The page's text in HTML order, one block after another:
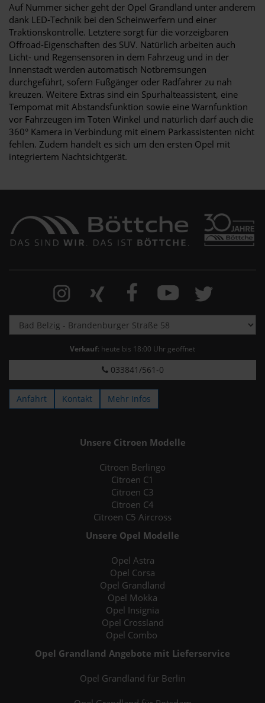
Auf Nummer sicher geht der Opel Grandland unter anderem
dank LED-Technik bei den Scheinwerfern und einer
Traktionskontrolle. Letztere sorgt für die vorzeigbaren
Offroad-Eigenschaften des SUV. Natürlich arbeiten auch
Licht- und Regensensoren in dem Fahrzeug und in der
Innenstadt werden automatisch Notbremsungen
durchgeführt, sofern Fußgänger oder Radfahrer zu nah
kreuzen. Weitere Extras sind ein Spurhalteassistent, eine
Tempomat mit Abstandsfunktion sowie eine Warnfunktion
vor Fahrzeugen im Toten Winkel und natürlich darf auch die
360° Kamera in Verbindung mit einem Parkassistenten nicht
fehlen. Zudem handelt es sich um den ersten Opel mit
integriertem Nachtsichtgerät.
Verkauf: heute bis 18:00 Uhr geöffnet
033841/561-0
Anfahrt Kontakt Mehr Infos
Unsere Citroen Modelle
Citroen Berlingo
Citroen C1
Citroen C3
Citroen C4
Citroen C5 Aircross
Unsere Opel Modelle
Opel Astra
Opel Corsa
Opel Grandland
Opel Mokka
Opel Insignia
Opel Crossland
Opel Combo
Opel Grandland Angebote mit Lieferservice
Opel Grandland für Berlin